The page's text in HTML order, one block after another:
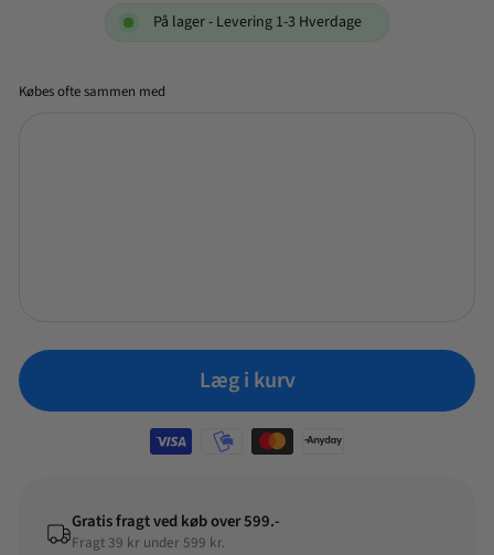
Yderside: Rustfrit stål
Inderside: Nonstick belægning
Størrelse: 26 cm
På lager - Levering 1-3 Hverdage
Købes ofte sammen med
Læg i kurv
Gratis fragt ved køb over 599.-
Fragt 39 kr under 599 kr.